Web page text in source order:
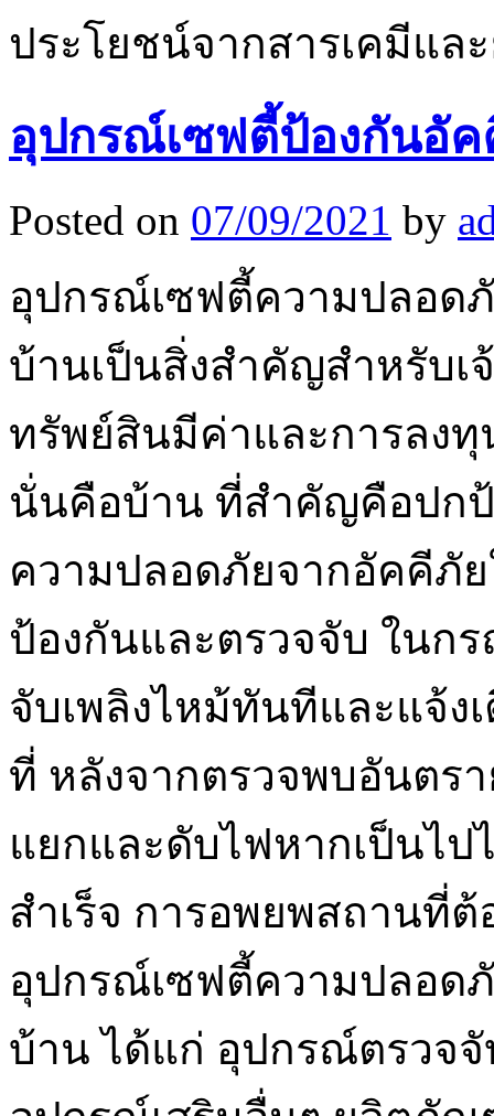
ประโยชน์จากสารเคมีแล
อุปกรณ์เซฟตี้ป้องกันอั
Posted on 07/09/2021 by
อุปกรณ์เซฟตี้ความปลอด
บ้านเป็นสิ่งสำคัญสำหรับ
ทรัพย์สินมีค่าและการลง
นั่นคือบ้าน ที่สำคัญคือปก
ความปลอดภัยจากอัคคีภั
ป้องกันและตรวจจับ ในก
จับเพลิงไหม้ทันทีและแจ้
ที่ หลังจากตรวจพบอันตร
แยกและดับไฟหากเป็นไ
สำเร็จ การอพยพสถานที่
อุปกรณ์เซฟตี้ความปลอด
บ้าน ได้แก่ อุปกรณ์ตรวจ